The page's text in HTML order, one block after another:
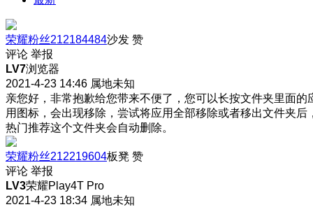
荣耀粉丝212184484沙发 赞
评论 举报
LV7浏览器
2021-4-23 14:46 属地未知
亲您好，非常抱歉给您带来不便了，您可以长按文件夹里面的
用图标，会出现移除，尝试将应用全部移除或者移出文件夹后
热门推荐这个文件夹会自动删除。
荣耀粉丝212219604板凳 赞
评论 举报
LV3荣耀Play4T Pro
2021-4-23 18:34 属地未知